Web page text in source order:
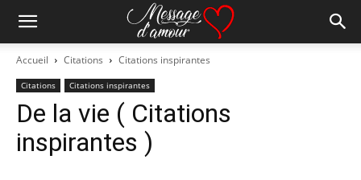
Accueil Citations Citations inspirantes
Citations Citations inspirantes
De la vie ( Citations
inspirantes )